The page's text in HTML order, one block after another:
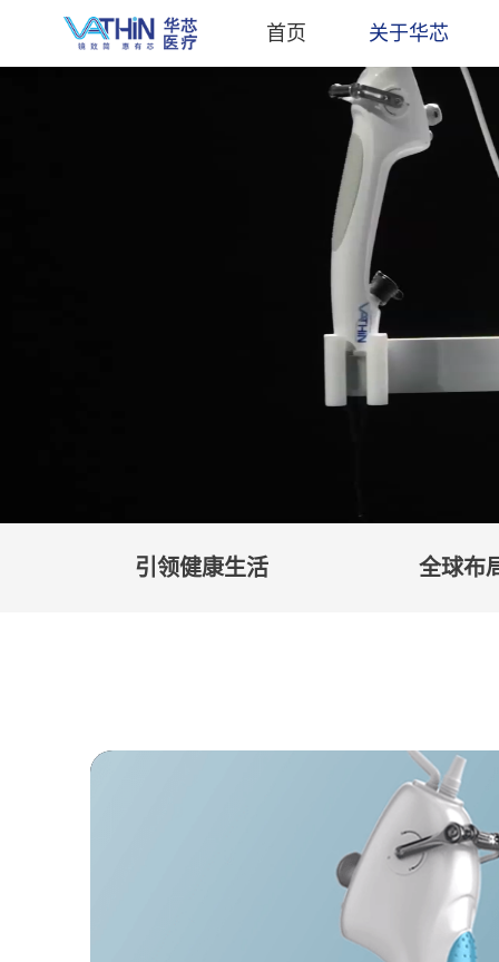
首页 关于华芯
引领健康生活 全球布